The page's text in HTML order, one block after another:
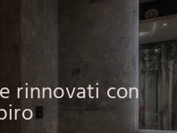
rinnovati con